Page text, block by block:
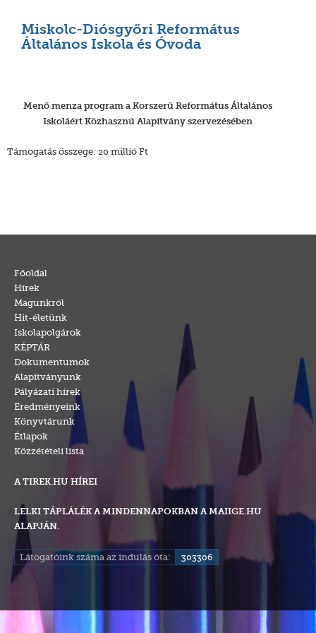
Miskolc-Diósgyőri Református
Általános Iskola és Óvoda
Menő menza program a Korszerű Református Általános
Iskoláért Közhasznú Alapítvány szervezésében
Támogatás összege: 20 millió Ft
Főoldal
Hírek
Magunkról
Hit-életünk
Iskolapolgárok
KÉPTÁR
Dokumentumok
Alapítványunk
Pályázati hírek
Eredményeink
Könyvtárunk
Étlapok
Közzétételi lista
A TIREK.HU HÍREI
LELKI TÁPLÁLÉK A MINDENNAPOKBAN A MAIIGE.HU
ALAPJÁN.
Látogatóink száma az indulás óta: 303306